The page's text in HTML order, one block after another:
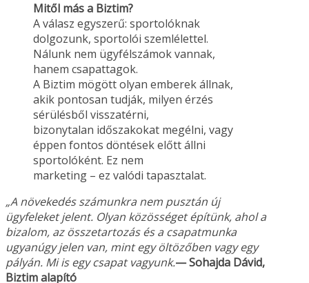
Mitől más a Biztim?
A válasz egyszerű: sportolóknak
dolgozunk, sportolói szemlélettel.
Nálunk nem ügyfélszámok vannak,
hanem csapattagok.
A Biztim mögött olyan emberek állnak,
akik pontosan tudják, milyen érzés
sérülésből visszatérni,
bizonytalan időszakokat megélni, vagy
éppen fontos döntések előtt állni
sportolóként. Ez nem
marketing – ez valódi tapasztalat.
„A növekedés számunkra nem pusztán új
ügyfeleket jelent. Olyan közösséget építünk, ahol a
bizalom, az összetartozás és a csapatmunka
ugyanúgy jelen van, mint egy öltözőben vagy egy
pályán. Mi is egy csapat vagyunk.— Sohajda Dávid,
Biztim alapító